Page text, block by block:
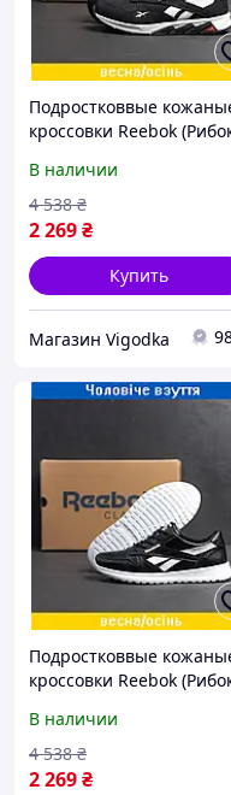
Подростковвые
кроссовки Reebok
черные, кеды. Мужская
обувь
В наличии
2 269₴
4 538 ₴
Купить
Магазин Vigodka
Подростковвые
кроссовки Reebok
черные, кеды. Мужская
обувь
В наличии
2 269₴
4 538 ₴